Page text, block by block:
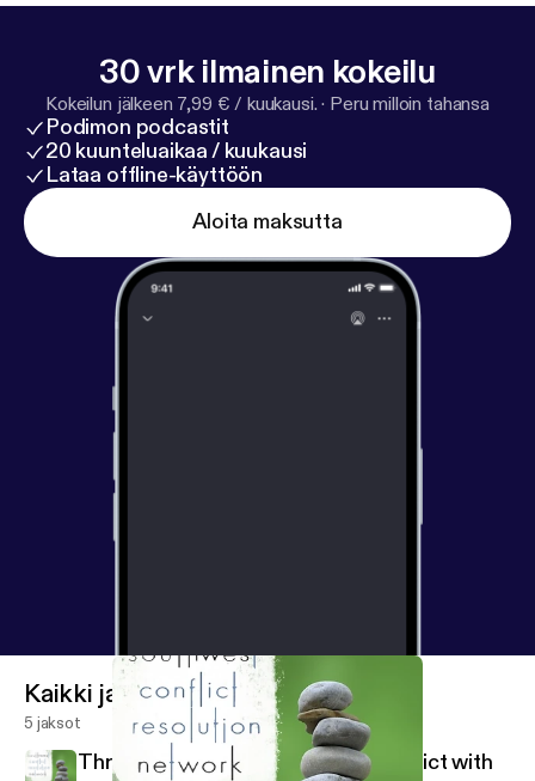
30 vrk ilmainen kokeilu
Kokeilun jälkeen 7,99 € / kuukausi. · Peru milloin tahansa
Podimon podcastit
20 kuunteluaikaa / kuukausi
Lataa offline-käyttöön
Aloita maksutta
Kaikki jaksot
5 jaksot
Through the Looking Glass of Conflict with